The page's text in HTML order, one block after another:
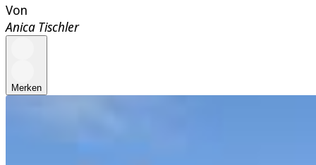
Von
Anica Tischler
Merken